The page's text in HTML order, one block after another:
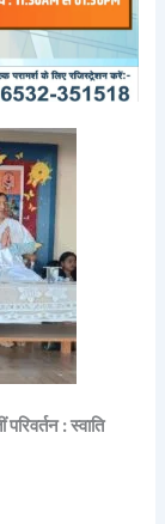
: स्वाति